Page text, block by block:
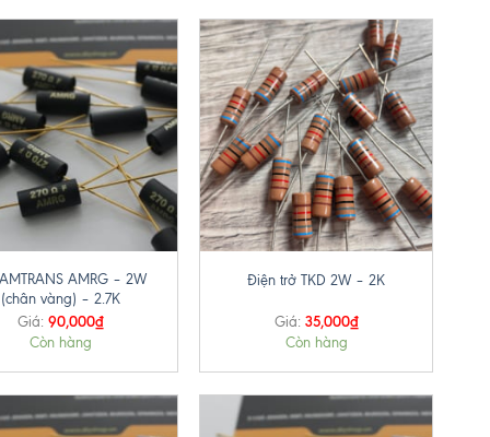
AMRG – 2W
(chân vàng) – 2.7K
Giá: 90,000₫
Còn hàng
+
Điện trở TKD 2W – 2K
Giá: 35,000₫
Còn hàng